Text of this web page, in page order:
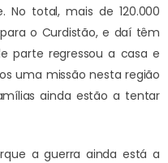
No total, mais de 120.000
o Curdistão, e daí têm
parte regressou a casa e
uma missão nesta região
ainda estão a tentar
a guerra ainda está a